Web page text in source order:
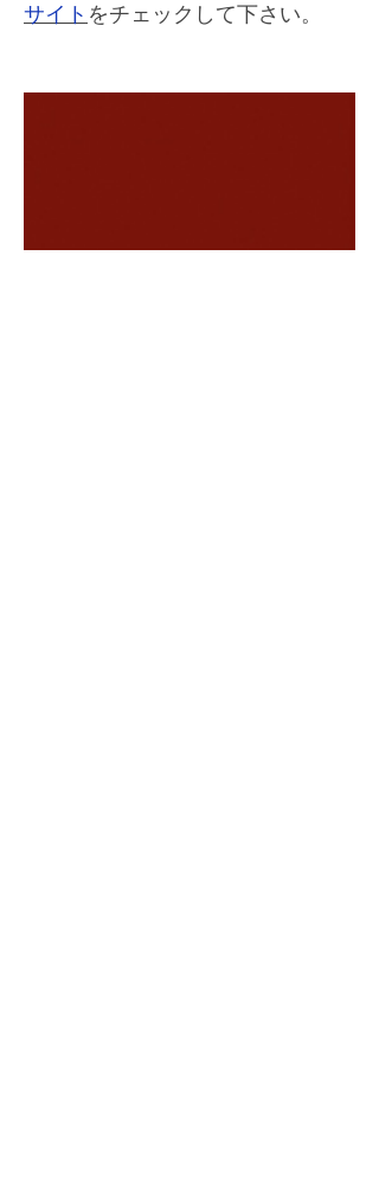
サイト をチェックして下さい。